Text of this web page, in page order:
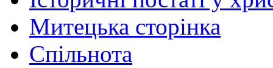
Митецька сторінка
Спільнота